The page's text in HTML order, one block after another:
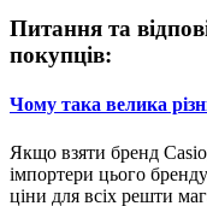
Питання та
покупців:
Чому така велика
Якщо взяти бренд
імпортери цього
ціни для всіх решти